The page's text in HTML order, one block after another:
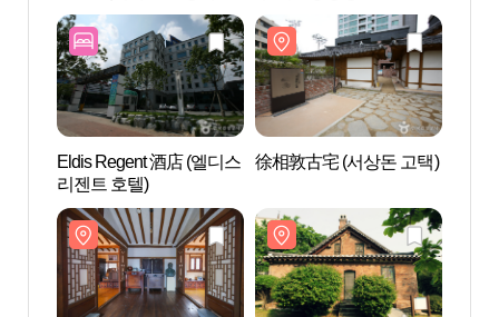
덕점)
Eldis Regent 酒店 (엘디스
리젠트 호텔)
徐相敦古宅 (서상돈 고택)